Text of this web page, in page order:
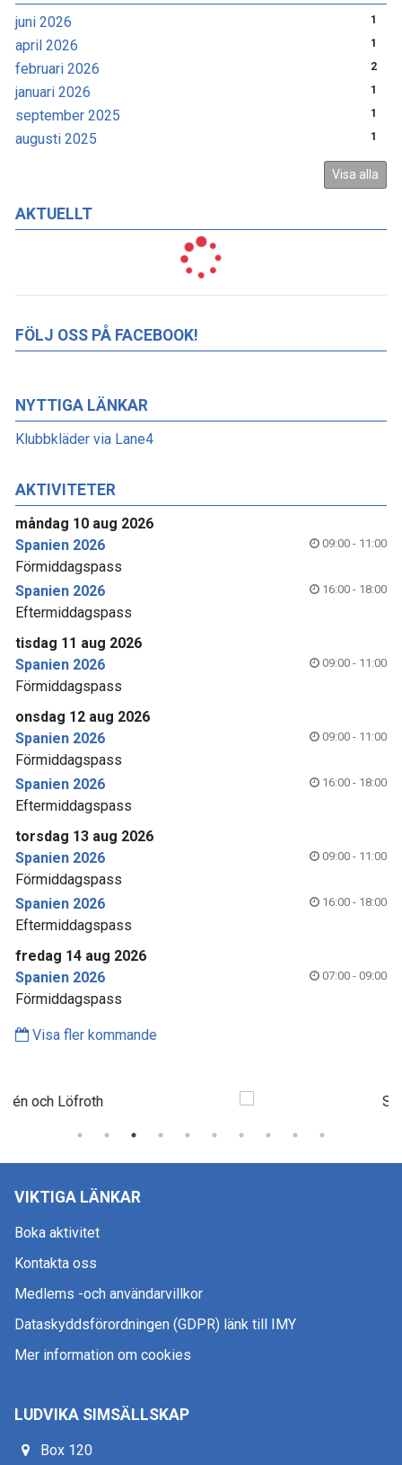
juni 2026 1
april 2026 1
februari 2026 2
januari 2026 1
september 2025 1
augusti 2025 1
Visa alla
AKTUELLT
FÖLJ OSS PÅ FACEBOOK!
NYTTIGA LÄNKAR
Klubbkläder via Lane4
AKTIVITETER
måndag 10 aug 2026
Spanien 2026
09:00 - 11:00
Förmiddagspass
Spanien 2026
16:00 - 18:00
Eftermiddagspass
tisdag 11 aug 2026
Spanien 2026
09:00 - 11:00
Förmiddagspass
onsdag 12 aug 2026
Spanien 2026
09:00 - 11:00
Förmiddagspass
Spanien 2026
16:00 - 18:00
Eftermiddagspass
torsdag 13 aug 2026
Spanien 2026
09:00 - 11:00
Förmiddagspass
Spanien 2026
16:00 - 18:00
Eftermiddagspass
fredag 14 aug 2026
Spanien 2026
07:00 - 09:00
Förmiddagspass
Visa fler kommande
VIKTIGA LÄNKAR
Boka aktivitet
Kontakta oss
Medlems -och användarvillkor
Dataskyddsförordningen (GDPR) länk till IMY
Mer information om cookies
LUDVIKA SIMSÄLLSKAP
Box 120